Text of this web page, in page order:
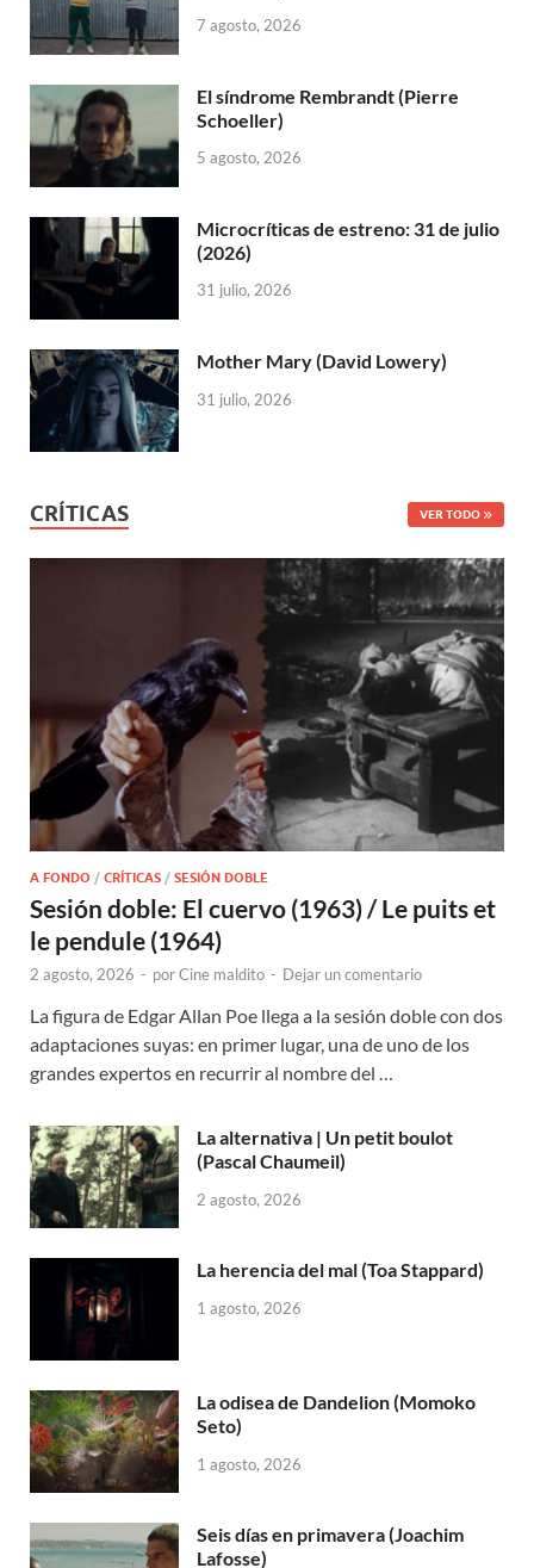
7 agosto, 2026
El síndrome Rembrandt (Pierre
Schoeller)
5 agosto, 2026
Microcríticas de estreno: 31 de julio
(2026)
31 julio, 2026
Mother Mary (David Lowery)
31 julio, 2026
CRÍTICAS VER TODO
A FONDO / CRÍTICAS / SESIÓN DOBLE
Sesión doble: El cuervo (1963) / Le puits et
le pendule (1964)
2 agosto, 2026 - porCine maldito - Dejar un comentario
La figura de Edgar Allan Poe llega a la sesión doble con dos
adaptaciones suyas: en primer lugar, una de uno de los
grandes expertos en recurrir al nombre del …
La alternativa | Un petit boulot
(Pascal Chaumeil)
2 agosto, 2026
La herencia del mal (Toa Stappard)
1 agosto, 2026
La odisea de Dandelion (Momoko
Seto)
1 agosto, 2026
Seis días en primavera (Joachim
Lafosse)